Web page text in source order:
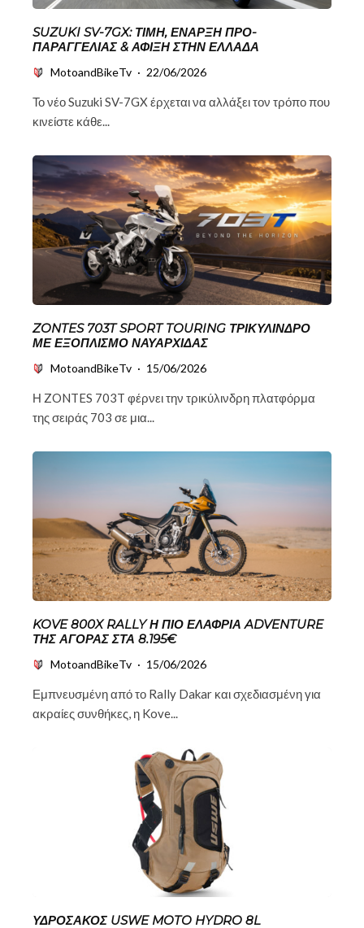
SUZUKI SV-7GX: ΤΙΜΉ, ΈΝΑΡΞΗ ΠΡΟ-
ΠΑΡΑΓΓΕΛΊΑΣ & ΆΦΙΞΗ ΣΤΗΝ ΕΛΛΆΔΑ
MotoandBikeTv · 22/06/2026
Το νέο Suzuki SV-7GX έρχεται να αλλάξει τον τρόπο που
κινείστε κάθε...
ZONTES 703T SPORT TOURING ΤΡΙΚΎΛΙΝΔΡΟ
ΜΕ ΕΞΟΠΛΙΣΜΌ ΝΑΥΑΡΧΊΔΑΣ
MotoandBikeTv · 15/06/2026
Η ZONTES 703T φέρνει την τρικύλινδρη πλατφόρμα
της σειράς 703 σε μια...
KOVE 800X RALLY Η ΠΙΟ ΕΛΑΦΡΙΆ ADVENTURE
ΤΗΣ ΑΓΟΡΆΣ ΣΤΑ 8.195€
MotoandBikeTv · 15/06/2026
Εμπνευσμένη από το Rally Dakar και σχεδιασμένη για
ακραίες συνθήκες, η Kove...
ΥΔΡΌΣΑΚΟΣ USWE MOTO HYDRO 8L